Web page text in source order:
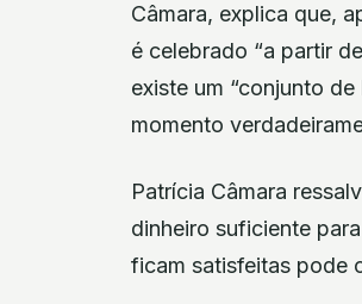
Câmara, explica que,
é celebrado “a partir
existe um “conjunto
momento
Patrícia Câmara
dinheiro suficiente
ficam satisfeitas pode